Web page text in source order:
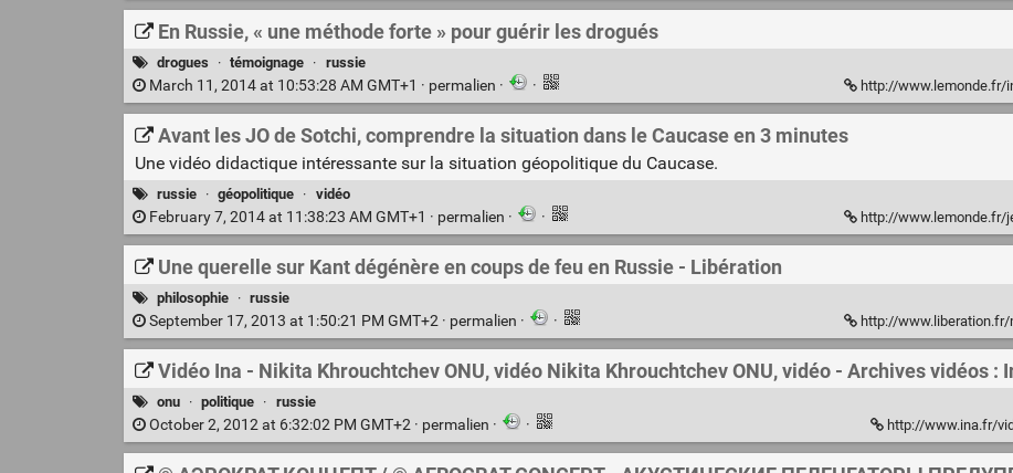
En Russie, « une méthode forte » pour guérir les drogués
drogues · témoignage · russie
March 11, 2014 at 10:53:28 AM GMT+1 · permalien · · http://www.lemonde.fr/
Avant les JO de Sotchi, comprendre la situation dans le Caucase en 3 minutes
Une vidéo didactique intéressante sur la situation géopolitique du Caucase.
russie · géopolitique · vidéo
February 7, 2014 at 11:38:23 AM GMT+1 · permalien · · http://www.lemonde.fr/jeux-olympiques/video/
Une querelle sur Kant dégénère en coups de feu en Russie - Libération
philosophie · russie
September 17, 2013 at 1:50:21 PM GMT+2 · permalien · · http://www.liberation.fr/monde/
Vidéo Ina - Nikita Khrouchtchev ONU, vidéo Nikita Khrouchtchev ONU, vidéo - Archives vidéos :
onu · politique · russie
October 2, 2012 at 6:32:02 PM GMT+2 · permalien · · http://www.ina.fr/